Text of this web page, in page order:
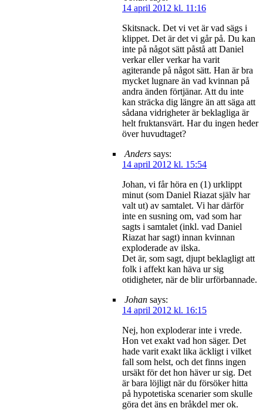
14 april 2012 kl. 11:16
Skitsnack. Det vi vet är vad sägs i
klippet. Det är det vi går på. Du kan
inte på något sätt påstå att Daniel
verkar eller verkar ha varit
agiterande på något sätt. Han är bra
mycket lugnare än vad kvinnan på
andra änden förtjänar. Att du inte
kan sträcka dig längre än att säga att
sådana vidrigheter är beklagliga är
helt fruktansvärt. Har du ingen heder
över huvudtaget?
Anders says:
14 april 2012 kl. 15:54
Johan, vi får höra en (1) urklippt
minut (som Daniel Riazat själv har
valt ut) av samtalet. Vi har därför
inte en susning om, vad som har
sagts i samtalet (inkl. vad Daniel
Riazat har sagt) innan kvinnan
exploderade av ilska.
Det är, som sagt, djupt beklagligt att
folk i affekt kan häva ur sig
otidigheter, när de blir urförbannade.
Johan says:
14 april 2012 kl. 16:15
Nej, hon exploderar inte i vrede.
Hon vet exakt vad hon säger. Det
hade varit exakt lika äckligt i vilket
fall som helst, och det finns ingen
ursäkt för det hon häver ur sig. Det
är bara löjligt när du försöker hitta
på hypotetiska scenarier som skulle
göra det äns en bråkdel mer ok.